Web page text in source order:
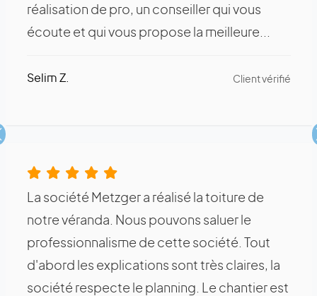
réalisation de pro, un conseiller qui vous
écoute et qui vous propose la meilleure...
Selim Z. Client vérifié
La société Metzger a réalisé la toiture de
notre véranda. Nous pouvons saluer le
professionnalisme de cette société. Tout
d'abord les explications sont très claires, la
société respecte le planning. Le chantier est